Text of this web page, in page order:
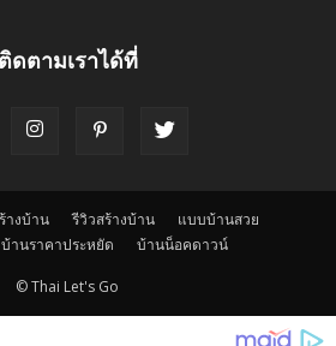
ติดตามเราได้ที่
างบ้าน รีวิวสร้างบ้าน
แบบบ้านสวย
บ้านราคาประหยัด บ้านน็อคดาวน์
© Thai Let's Go